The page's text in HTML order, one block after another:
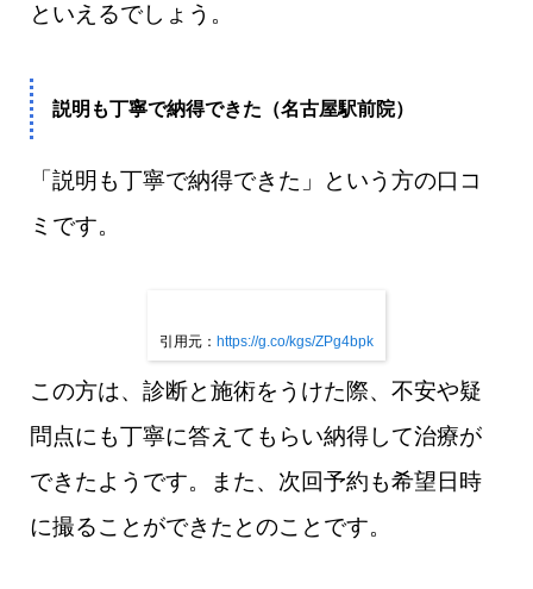
といえるでしょう。
説明も丁寧で納得できた（名古屋駅前院）
「説明も丁寧で納得できた」という方の口コ
ミです。
引用元： https://g.co/kgs/ZPg4bpk
この方は、診断と施術をうけた際、不安や疑
問点にも丁寧に答えてもらい納得して治療が
できたようです。また、次回予約も希望日時
に撮ることができたとのことです。